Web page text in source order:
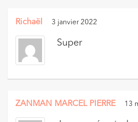
Richaël 3 janvier 2022
Super
ZANMAN MARCEL PIERRE 13